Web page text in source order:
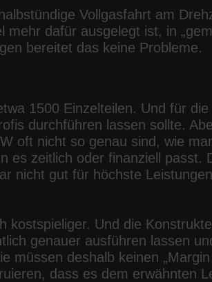
Vollgasfahrt am
dafür ausgelegt ist, in
bereitet das keine Probleme.
1500 Einzelteilen. Und für
durchführen lassen sollte.
oft nicht so genau sind, wie
es zeitlich oder finanziell passt.
nicht gut für höchste
kostspieliger. Und die
genauer ausführen lassen
müssen deshalb keinen „Margin
dass es dem erwähnten